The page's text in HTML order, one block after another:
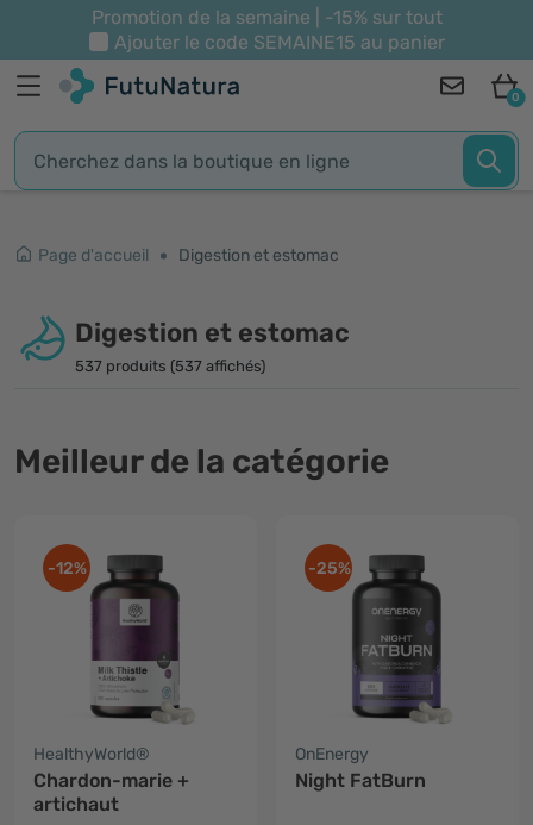
Promotion de la semaine | -15% sur tout
Ajouter le code SEMAINE15 au panier
0
Page d'accueil Digestion et estomac
Digestion et estomac
537 produits (537 affichés)
Meilleur de la catégorie
-12%
HealthyWorld®
Chardon-marie +
artichaut
-25%
OnEnergy
Night FatBurn